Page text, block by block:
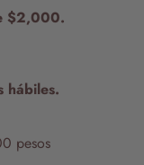
$2,000.
hábiles.
pesos